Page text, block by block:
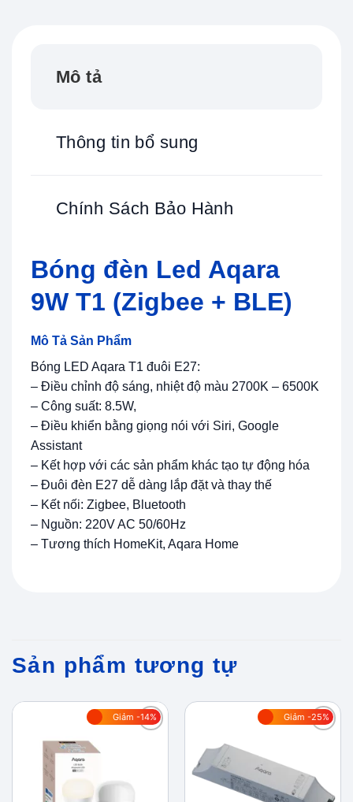
Mô tả
Thông tin bổ sung
Chính Sách Bảo Hành
Bóng đèn Led Aqara
9W T1 (Zigbee + BLE)
Mô Tả Sản Phẩm
Bóng LED Aqara T1 đuôi E27:
– Điều chỉnh độ sáng, nhiệt độ màu 2700K – 6500K
– Công suất: 8.5W,
– Điều khiển bằng giọng nói với Siri, Google
Assistant
– Kết hợp với các sản phẩm khác tạo tự động hóa
– Đuôi đèn E27 dễ dàng lắp đặt và thay thế
– Kết nối: Zigbee, Bluetooth
– Nguồn: 220V AC 50/60Hz
– Tương thích HomeKit, Aqara Home
Sản phẩm tương tự
Giảm -14% Giảm -25%